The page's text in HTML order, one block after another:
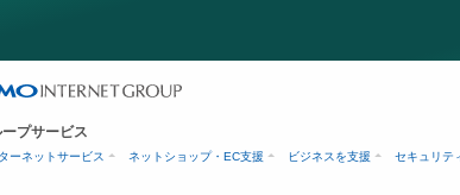
ープサービス
ーネットサービス ネットショップ・EC支援 ビジネスを支援 セキュリテ